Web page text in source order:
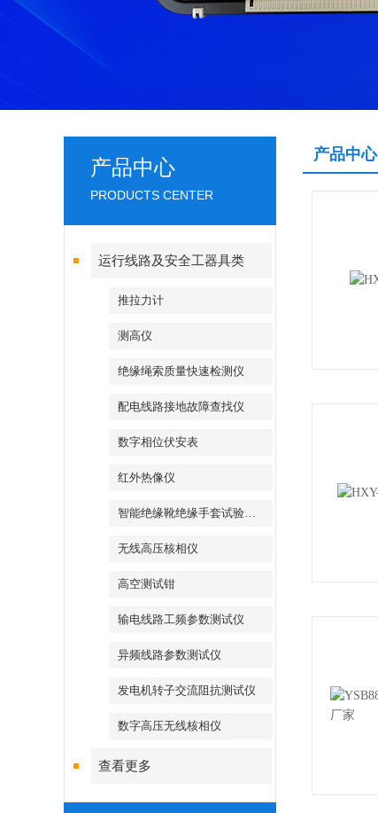
产品中心
PRODUCTS CENTER
运行线路及安全工器具类
推拉力计
测高仪
绝缘绳索质量快速检测仪
配电线路接地故障查找仪
数字相位伏安表
红外热像仪
智能绝缘靴绝缘手套试验装置
无线高压核相仪
高空测试钳
输电线路工频参数测试仪
异频线路参数测试仪
发电机转子交流阻抗测试仪
数字高压无线核相仪
查看更多
产品中心